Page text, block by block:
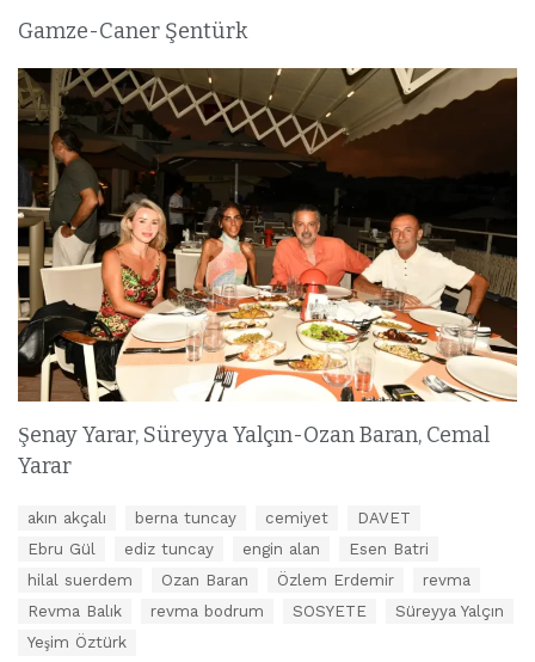
Gamze-Caner Şentürk
Şenay Yarar, Süreyya Yalçın-Ozan Baran, Cemal
Yarar
akın akçalı berna tuncay cemiyet
DAVET
Ebru Gül
ediz tuncay engin alan
Esen Batri
hilal suerdem
Ozan Baran Özlem Erdemir
revma
Revma Balık
revma bodrum SOSYETE
Süreyya Yalçın
Yeşim Öztürk